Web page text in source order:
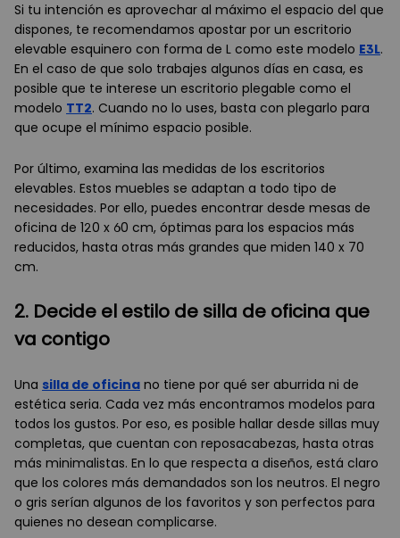
Si tu intención es aprovechar al máximo el espacio del que
dispones, te recomendamos apostar por un escritorio
elevable esquinero con forma de L como este modelo E3L.
En el caso de que solo trabajes algunos días en casa, es
posible que te interese un escritorio plegable como el
modelo TT2. Cuando no lo uses, basta con plegarlo para
que ocupe el mínimo espacio posible.
Por último, examina las medidas de los escritorios
elevables. Estos muebles se adaptan a todo tipo de
necesidades. Por ello, puedes encontrar desde mesas de
oficina de 120 x 60 cm, óptimas para los espacios más
reducidos, hasta otras más grandes que miden 140 x 70
cm.
2. Decide el estilo de silla de oficina que
va contigo
Una silla de oficina no tiene por qué ser aburrida ni de
estética seria. Cada vez más encontramos modelos para
todos los gustos. Por eso, es posible hallar desde sillas muy
completas, que cuentan con reposacabezas, hasta otras
más minimalistas. En lo que respecta a diseños, está claro
que los colores más demandados son los neutros. El negro
o gris serían algunos de los favoritos y son perfectos para
quienes no desean complicarse.